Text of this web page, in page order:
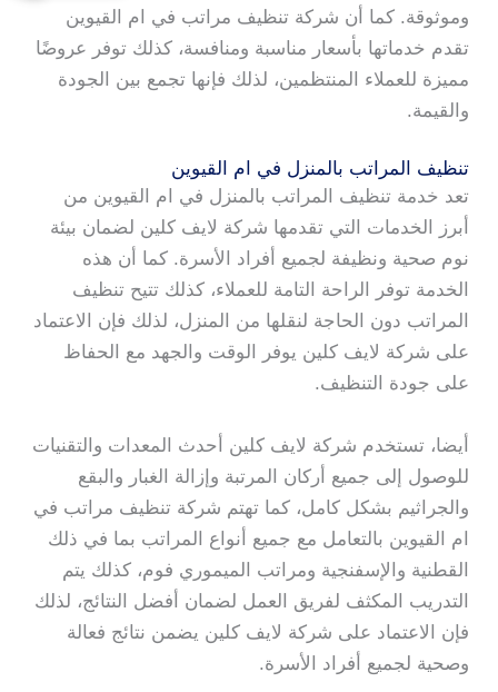
وموثوقة. كما أن شركة تنظيف مراتب في ام القيوين
تقدم خدماتها بأسعار مناسبة ومنافسة، كذلك توفر عروضًا
مميزة للعملاء المنتظمين، لذلك فإنها تجمع بين الجودة
والقيمة.
تنظيف المراتب بالمنزل في ام القيوين
تعد خدمة تنظيف المراتب بالمنزل في ام القيوين من
أبرز الخدمات التي تقدمها شركة لايف كلين لضمان بيئة
نوم صحية ونظيفة لجميع أفراد الأسرة. كما أن هذه
الخدمة توفر الراحة التامة للعملاء، كذلك تتيح تنظيف
المراتب دون الحاجة لنقلها من المنزل، لذلك فإن الاعتماد
على شركة لايف كلين يوفر الوقت والجهد مع الحفاظ
على جودة التنظيف.
أيضا، تستخدم شركة لايف كلين أحدث المعدات والتقنيات
للوصول إلى جميع أركان المرتبة وإزالة الغبار والبقع
والجراثيم بشكل كامل، كما تهتم شركة تنظيف مراتب في
ام القيوين بالتعامل مع جميع أنواع المراتب بما في ذلك
القطنية والإسفنجية ومراتب الميموري فوم، كذلك يتم
التدريب المكثف لفريق العمل لضمان أفضل النتائج، لذلك
فإن الاعتماد على شركة لايف كلين يضمن نتائج فعالة
وصحية لجميع أفراد الأسرة.